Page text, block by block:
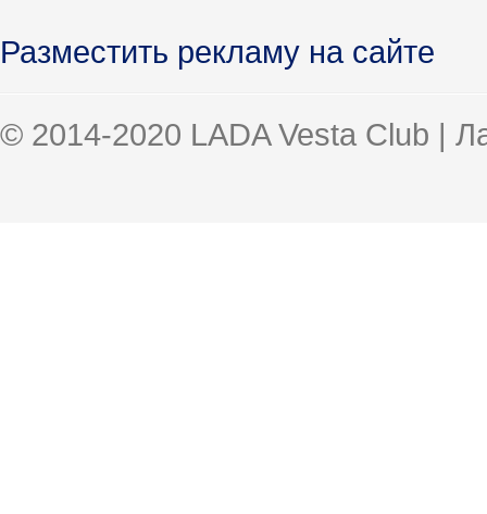
Разместить рекламу на сайте
© 2014-2020 LADA Vesta Club |